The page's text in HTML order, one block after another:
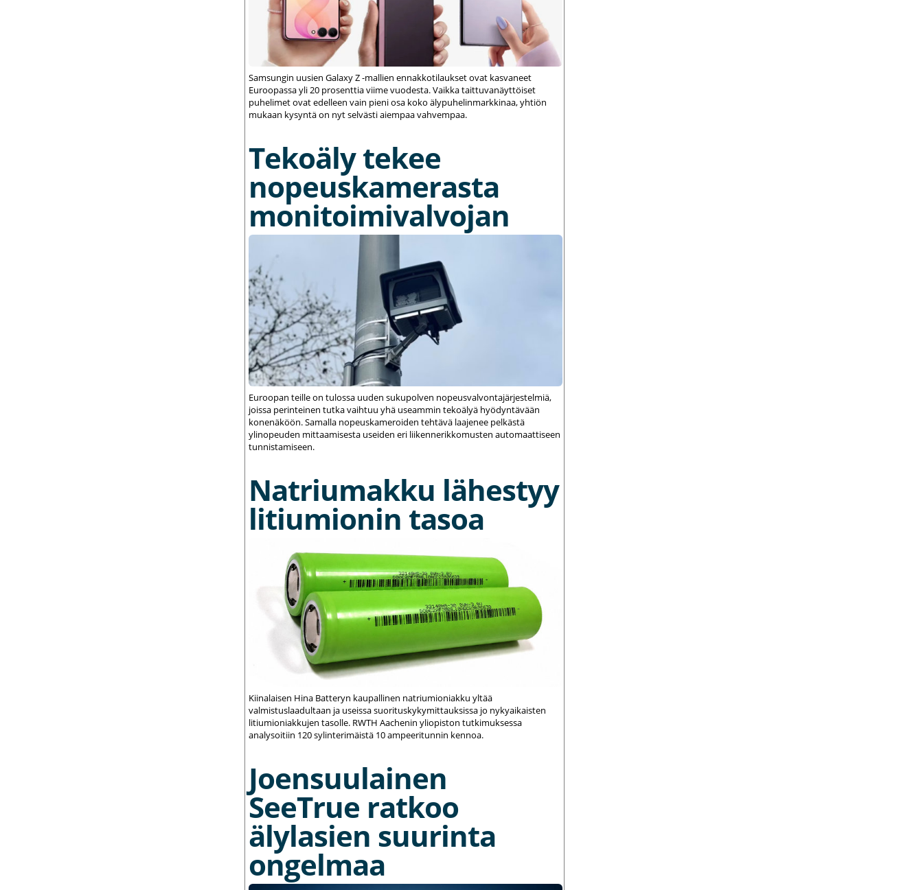
Samsungin uusien Galaxy Z -mallien ennakkotilaukset ovat kasvaneet
Euroopassa yli 20 prosenttia viime vuodesta. Vaikka taittuvanäyttöiset
puhelimet ovat edelleen vain pieni osa koko älypuhelinmarkkinaa, yhtiön
mukaan kysyntä on nyt selvästi aiempaa vahvempaa.
Tekoäly tekee
nopeuskamerasta
monitoimivalvojan
Euroopan teille on tulossa uuden sukupolven nopeusvalvontajärjestelmiä,
joissa perinteinen tutka vaihtuu yhä useammin tekoälyä hyödyntävään
konenäköön. Samalla nopeuskameroiden tehtävä laajenee pelkästä
ylinopeuden mittaamisesta useiden eri liikennerikkomusten automaattiseen
tunnistamiseen.
Natriumakku lähestyy
litiumionin tasoa
Kiinalaisen Hina Batteryn kaupallinen natriumioniakku yltää
valmistuslaadultaan ja useissa suorituskykymittauksissa jo nykyaikaisten
litiumioniakkujen tasolle. RWTH Aachenin yliopiston tutkimuksessa
analysoitiin 120 sylinterimäistä 10 ampeeritunnin kennoa.
Joensuulainen
SeeTrue ratkoo
älylasien suurinta
ongelmaa